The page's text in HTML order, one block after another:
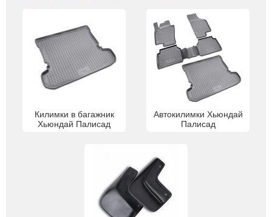
Килимки в багажник
Хьюндай Палисад
Автокилимки Хьюндай
Палисад